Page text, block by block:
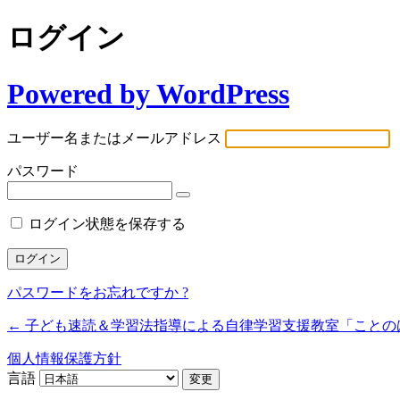
ログイン
Powered by WordPress
ユーザー名またはメールアドレス
パスワード
ログイン状態を保存する
パスワードをお忘れですか ?
← 子ども速読＆学習法指導による自律学習支援教室「ことの
個人情報保護方針
言語